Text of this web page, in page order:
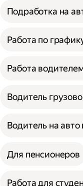
Подработка на
Работа по
Работа
Водитель
Водитель на
Для пенсионеров
Работа для